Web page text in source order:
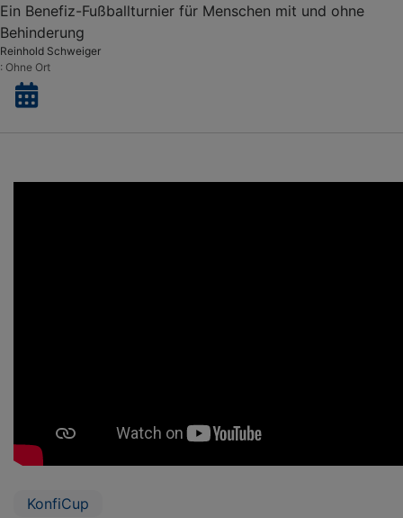
Ein Benefiz-Fußballturnier für Menschen mit und ohne
Behinderung
Reinhold Schweiger
Ohne Ort
KonfiCup